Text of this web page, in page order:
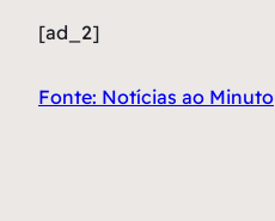
[ad_2]
Fonte: Notícias ao Minuto